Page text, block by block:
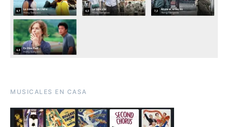
MUSICALES EN CASA